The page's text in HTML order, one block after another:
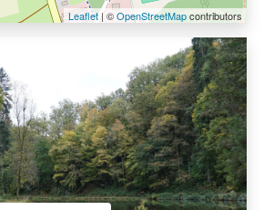
Leaflet| ©OpenStreetMapcontributors